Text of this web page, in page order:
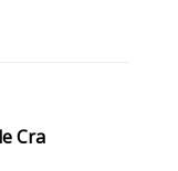
Cra